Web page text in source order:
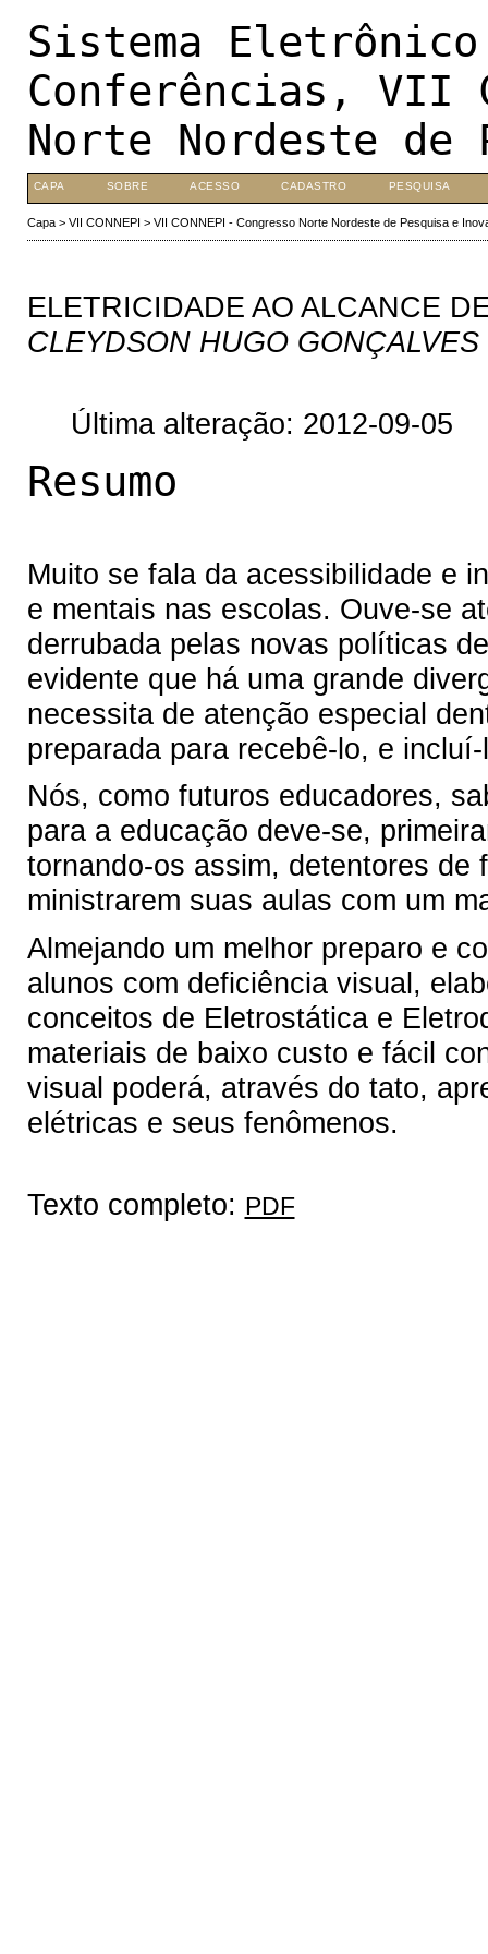
Sistema
Conferências, VII
Norte Nordeste de
CAPA SOBRE ACESSO CADASTRO PESQUISA
Capa> VII CONNEPI > VII CONNEPI - Congresso Norte Nordeste de Pesquisa e
ELETRICIDADE AO ALCANCE
CLEYDSON HUGO GONÇALVES
Última alteração: 2012-09-05
Resumo
Muito se fala da acessibilidade e
e mentais nas escolas. Ouve-se
derrubada pelas novas políticas
evidente que há uma grande
necessita de atenção especial
preparada para recebê-lo, e
Nós, como futuros educadores,
para a educação deve-se,
tornando-os assim, detentores de
ministrarem suas aulas com um
Almejando um melhor preparo e
alunos com deficiência visual,
conceitos de Eletrostática e
materiais de baixo custo e fácil
visual poderá, através do tato,
elétricas e seus fenômenos.
Texto completo: PDF